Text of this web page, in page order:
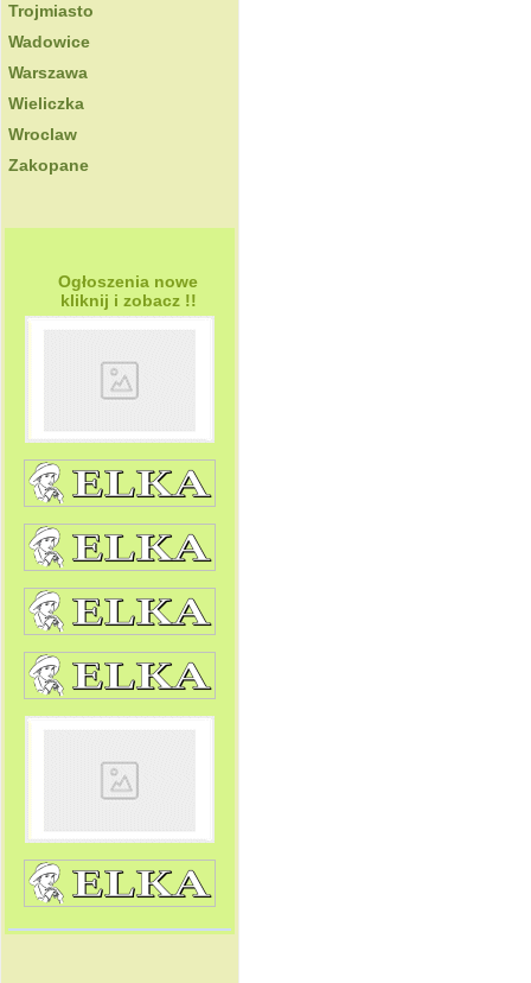
Trojmiasto
Wadowice
Warszawa
Wieliczka
Wroclaw
Zakopane
Ogłoszenia nowe
kliknij i zobacz !!